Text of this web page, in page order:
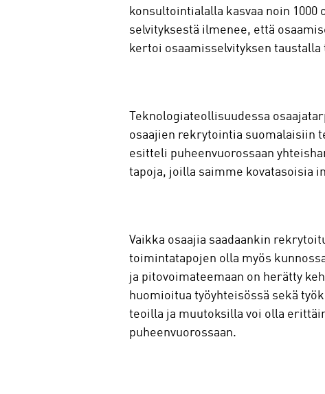
konsultointialalla kasvaa noin 1000
selvityksestä ilmenee, että
kertoi osaamisselvityksen
Teknologiateollisuudessa
osaajien rekrytointia suomalaisiin
esitteli puheenvuorossaan
tapoja, joilla saimme kovatasoisia
Vaikka osaajia saadaankin
toimintatapojen olla myös
ja pitovoimateemaan on herätty
huomioitua työyhteisössä sekä
teoilla ja muutoksilla voi olla
puheenvuorossaan.